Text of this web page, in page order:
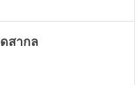
สากล